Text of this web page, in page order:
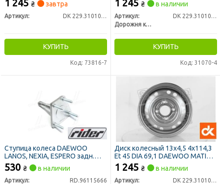
1 245 ₴ завтра
Артикул: DK 229.3101015.27-04
КУПИТЬ
Код: 73816-7
1 245 ₴ в наличии
Артикул:
DK 229.3101015.27-04
Дорожня карта
КУПИТЬ
Код: 31070-4
Ступица колеса DAEWOO
LANOS, NEXIA, ESPERO задн.
(цапфа) (без ABS) (RIDER)
530 ₴ в наличии
Артикул:
RD.96115666
Диск колесный 13х4,5 4x114,3
Et 45 DIA 69,1 DAEWOO MATIZ
<ДК>
1 245 ₴ в наличии
Артикул:
DK 229.3101015.27-03